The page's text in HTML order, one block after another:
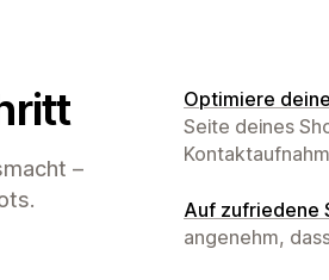
–
Optimiere
Seite deines
Auf zufriedene
angenehm,